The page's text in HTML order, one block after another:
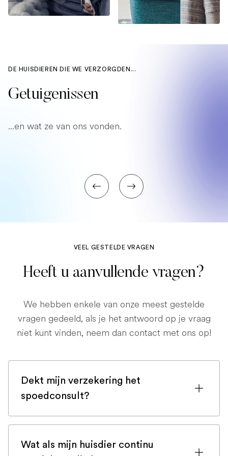
DE HUISDIEREN DIE WE VERZORGDEN...
Getuigenissen
...en wat ze van ons vonden.
VEEL GESTELDE VRAGEN
Heeft u aanvullende vragen?
We hebben enkele van onze meest gestelde
vragen gedeeld, als je het antwoord op je vraag
niet kunt vinden, neem dan contact met ons op!
Dekt mijn verzekering het
spoedconsult?
Als u bent ingeschreven bij een
dat een spoedconsult wordt gedekt.
Wat als mijn huisdier continu